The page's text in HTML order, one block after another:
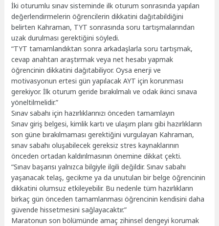
İki oturumlu sınav sisteminde ilk oturum sonrasında yapılan
değerlendirmelerin öğrencilerin dikkatini dağıtabildiğini
belirten Kahraman, TYT sonrasında soru tartışmalarından
uzak durulması gerektiğini söyledi.
“TYT tamamlandıktan sonra arkadaşlarla soru tartışmak,
cevap anahtarı araştırmak veya net hesabı yapmak
öğrencinin dikkatini dağıtabiliyor. Oysa enerji ve
motivasyonun ertesi gün yapılacak AYT için korunması
gerekiyor. İlk oturum geride bırakılmalı ve odak ikinci sınava
yöneltilmelidir.”
Sınav sabahı için hazırlıklarınızı önceden tamamlayın
Sınav giriş belgesi, kimlik kartı ve ulaşım planı gibi hazırlıkların
son güne bırakılmaması gerektiğini vurgulayan Kahraman,
sınav sabahı oluşabilecek gereksiz stres kaynaklarının
önceden ortadan kaldırılmasının önemine dikkat çekti.
“Sınav başarısı yalnızca bilgiyle ilgili değildir. Sınav sabahı
yaşanacak telaş, gecikme ya da unutulan bir belge öğrencinin
dikkatini olumsuz etkileyebilir. Bu nedenle tüm hazırlıkların
birkaç gün önceden tamamlanması öğrencinin kendisini daha
güvende hissetmesini sağlayacaktır.”
Maratonun son bölümünde amaç zihinsel dengeyi korumak